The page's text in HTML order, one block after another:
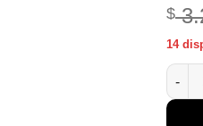
$
14
Mesa